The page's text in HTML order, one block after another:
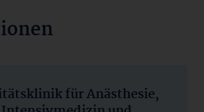
für Anästhesie,